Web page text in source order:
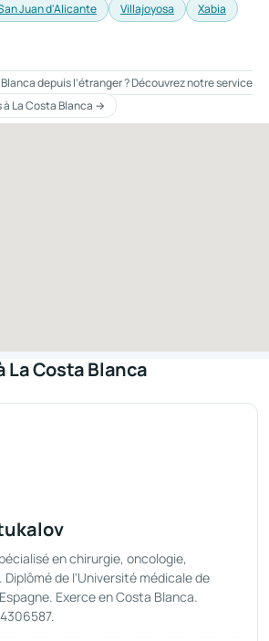
Juan d'Alicante Villajoyosa
Xabia
depuis l’étranger ? Découvrez notre service
La Costa Blanca →
La Costa Blanca
en chirurgie, oncologie,
de l'Université médicale de
Exerce en Costa Blanca.